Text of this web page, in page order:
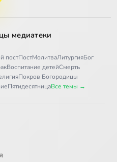
медиатеки
постПостМолитваЛитургияБог
Воспитание детейСмерть
Покров Богородицы
ПятидесятницаВсе темы →